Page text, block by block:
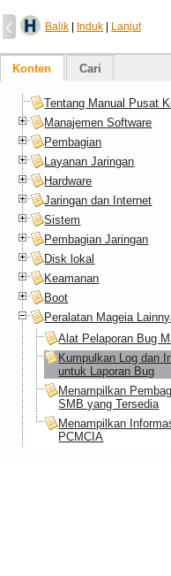
Balik Induk Lanjut
Konten Cari
Tentang Manual Pusat
Manajemen Software
Pembagian
Layanan Jaringan
Hardware
Jaringan dan Internet
Sistem
Pembagian Jaringan
Disk lokal
Keamanan
Boot
Peralatan Mageia
Alat Pelaporan Bug
Kumpulkan Log dan
untuk Laporan Bug
Menampilkan
SMB yang Tersedia
Menampilkan
PCMCIA